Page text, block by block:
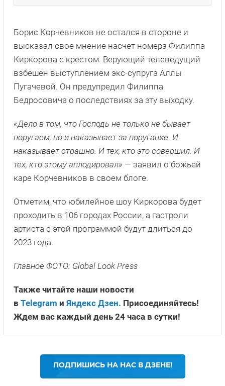
Борис Корчевников не остался в стороне и
высказал свое мнение насчет номера Филиппа
Киркорова с крестом. Верующий телеведущий
взбешен выступлением экс-супруга Аллы
Пугачевой. Он предупредил Филиппа
Бедросовича о последствиях за эту выходку.
«Дело в том, что Господь не только не бывает
поругаем, но и наказывает за поругание. И
наказывает страшно. И тех, кто это совершил. И
тех, кто этому аплодировал» — заявил о божьей
каре Корчевников в своем блоге.
Отметим, что юбилейное шоу Киркорова будет
проходить в 106 городах России, а гастроли
артиста с этой программой будут длиться до
2023 года.
Главное ФОТО: Global Look Press
Также читайте наши новости
в Telegram и Яндекс Дзен. Присоединяйтесь!
Ждем вас каждый день 24 часа в сутки!
ПОДПИШИСЬ НА НАС В ДЗЕНЕ!